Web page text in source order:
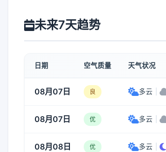
未来7天趋势
日期 空气质量 天气状况
08月07日 良 多云
08月07日 优 多云
08月08日 优 多云